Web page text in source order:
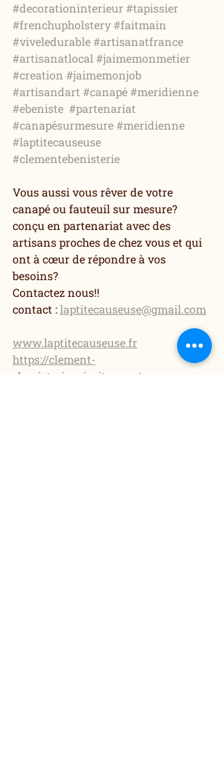
#decorationinterieur #tapissier
#frenchupholstery#faitmain
#viveledurable#artisanatfrance
#artisanatlocal #jaimemonmetier
#creation #jaimemonjob
#artisandart #canapé#meridienne
#ebeniste #partenariat
#canapésurmesure#meridienne
#laptitecauseuse
#clementebenisterie
Vous aussi vous rêver de votre
canapé ou fauteuil sur mesure?
conçu en partenariat avec des
artisans proches de chez vous et qui
ont à cœur de répondre à vos
besoins?
Contactez nous!!
contact : laptitecauseuse@gmail.com
www.laptitecauseuse.fr
https://clement-
ebenisterie.wixsite.com/mons